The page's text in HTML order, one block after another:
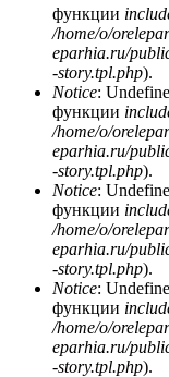
функции
/home/o/
eparhia.ru/
-story.tpl.php).
Notice:
функции
/home/o/
eparhia.ru/
-story.tpl.php).
Notice:
функции
/home/o/
eparhia.ru/
-story.tpl.php).
Notice:
функции
/home/o/
eparhia.ru/
-story.tpl.php).